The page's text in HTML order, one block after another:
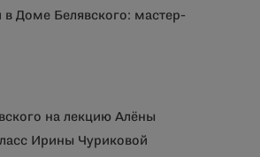
Доме Белявского: мастер-
на лекцию Алёны
Ирины Чуриковой